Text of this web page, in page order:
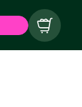
Carrito